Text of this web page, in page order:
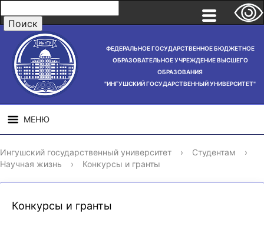
ФЕДЕРАЛЬНОЕ ГОСУДАРСТВЕННОЕ БЮДЖЕТНОЕ
ОБРАЗОВАТЕЛЬНОЕ УЧРЕЖДЕНИЕ ВЫСШЕГО
ОБРАЗОВАНИЯ
"ИНГУШСКИЙ ГОСУДАРСТВЕННЫЙ УНИВЕРСИТЕТ"
МЕНЮ
СВЕДЕНИЯ ОБ
ОБРАЗОВАТЕЛЬНОЙ
НАУЧНАЯ
ДЕЯТЕЛЬНОСТЬ
Ингушский государственный университет › Студентам
›
Научная жизнь
› Конкурсы и гранты
Конкурсы и гранты